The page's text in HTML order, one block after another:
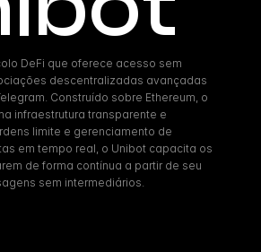
DeFi que oferece acesso sem
descentralizadas avançadas
Construído sobre Ethereum, o
infraestrutura transparente e
limite e gerenciamento de
em tempo real, o Unibot capacita os
de forma contínua a partir de seu
sem intermediários.